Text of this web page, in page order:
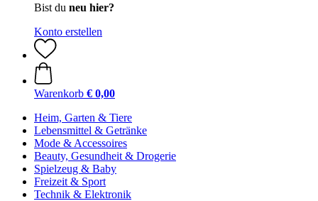
Bist du neu hier?
Konto erstellen
Warenkorb € 0,00
Heim, Garten & Tiere
Lebensmittel & Getränke
Mode & Accessoires
Beauty, Gesundheit & Drogerie
Spielzeug & Baby
Freizeit & Sport
Technik & Elektronik